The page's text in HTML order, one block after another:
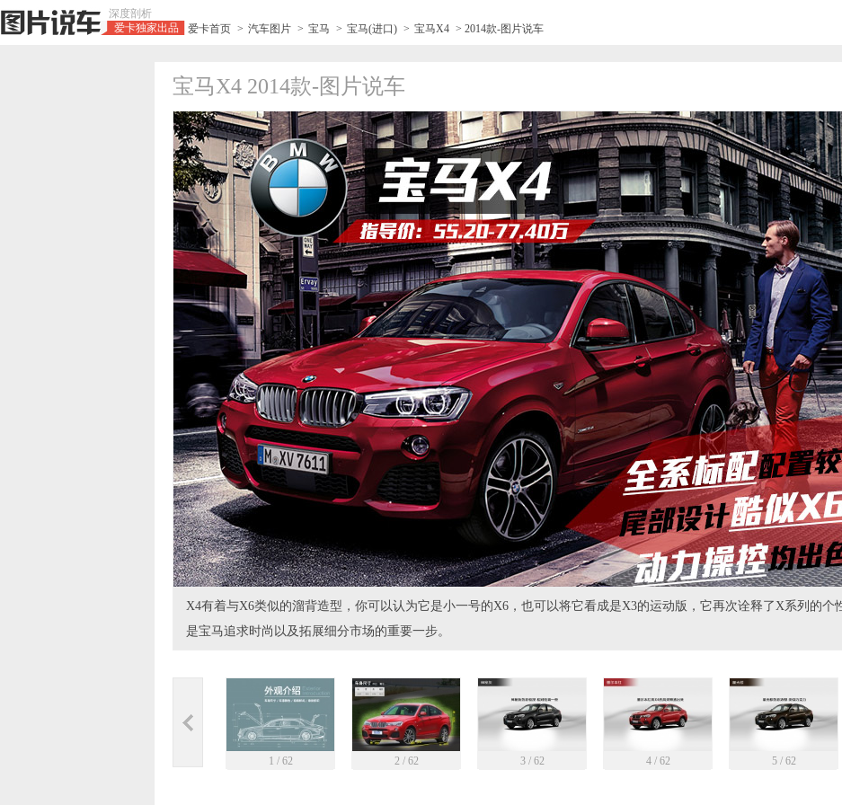
深度剖析
爱卡独家出品
爱卡首页 > 汽车图片 > 宝马 > 宝马(进口) > 宝马X4 > 2014款-图片说车
宝马X4 2014款-图片说车
X4有着与X6类似的溜背造型，你可以认为它是小一号的X6，也可以将它看成是X3的运动版，它再次诠释了X系列的个
是宝马追求时尚以及拓展细分市场的重要一步。
1 / 62 2 / 62 3 / 62 4 / 62 5 / 62